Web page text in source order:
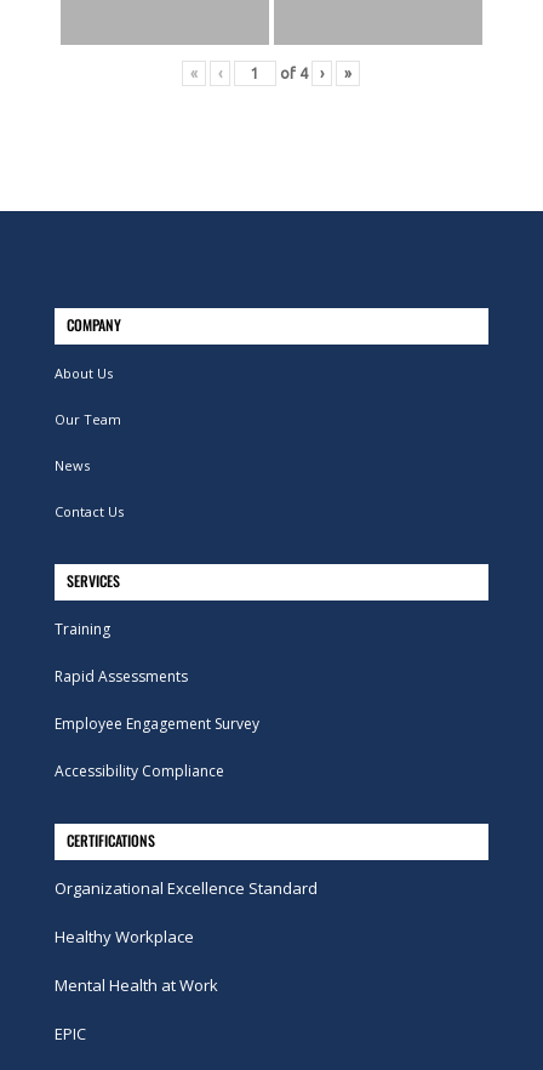
« ‹ of 4 › »
COMPANY
About Us
Our Team
News
Contact Us
SERVICES
Training
Rapid Assessments
Employee Engagement Survey
Accessibility Compliance
CERTIFICATIONS
Organizational Excellence Standard
Healthy Workplace
Mental Health at Work
EPIC